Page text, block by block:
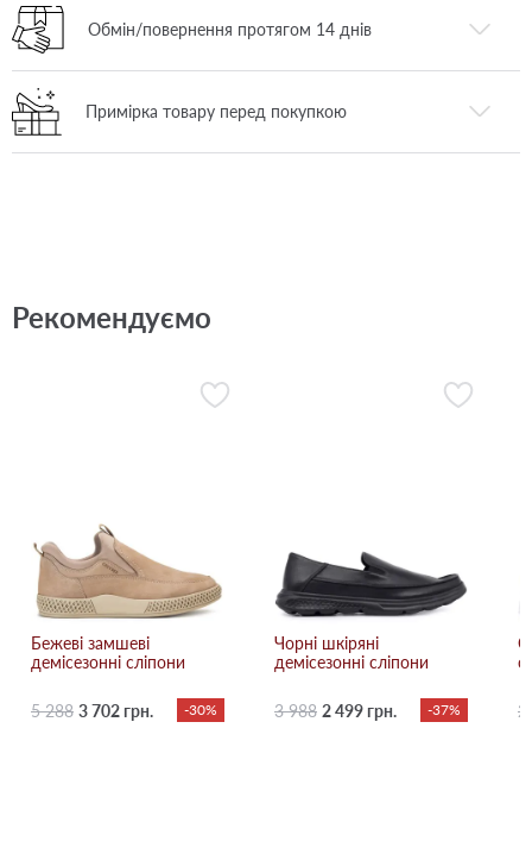
Обмін/повернення протягом 14 днів
Примірка товару перед покупкою
Рекомендуємо
Бежевi замшеві
демісезонні сліпони
5 288 3 702 грн. -30%
Чорні шкіряні
демісезонні сліпони
3 988 2 499 грн. -37% 2